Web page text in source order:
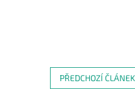
PŘEDCHOZÍ ČLÁNEK